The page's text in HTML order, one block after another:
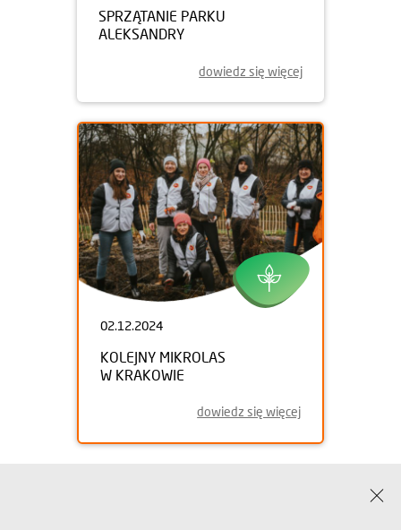
SPRZĄTANIE PARKU
ALEKSANDRY
dowiedz się więcej
02.12.2024
KOLEJNY MIKROLAS
W KRAKOWIE
dowiedz się więcej